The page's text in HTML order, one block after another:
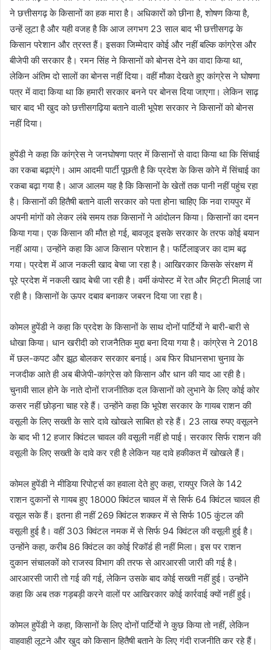
ने छत्तीसगढ़ के किसानों का हक मारा है। अधिकारों को छीना है, शोषण किया है,
उन्हें लूटा है और यही वजह है कि आज लगभग 23 साल बाद भी छत्तीसगढ़ के
किसान परेशान और त्रस्त हैं। इसका जिम्मेदार कोई और नहीं बल्कि कांग्रेस और
बीजेपी की सरकार है। रमन सिंह ने किसानों को बोनस देने का वादा किया था,
लेकिन अंतिम दो सालों का बोनस नहीं दिया। वहीं मौका देखते हुए कांग्रेस ने घोषणा
पत्र में वादा किया था कि हमारी सरकार बनने पर बोनस दिया जाएगा। लेकिन साढ़
चार बाद भी खुद को छत्तीसगढ़िया बताने वाली भूपेश सरकार ने किसानों को बोनस
नहीं दिया।
हुपेंडी ने कहा कि कांग्रेस ने जनघोषणा पत्र में किसानों से वादा किया था कि सिंचाई
का रकबा बढ़ाएंगे। आम आदमी पार्टी पूछती है कि प्रदेश के किस कोने में सिंचाई का
रकबा बढ़ा गया है। आज आलम यह है कि किसानों के खेतों तक पानी नहीं पहुंच रहा
है। किसानों की हितैषी बताने वाली सरकार को पता होना चाहिए कि नवा रायपुर में
अपनी मांगों को लेकर लंबे समय तक किसानों ने आंदोलन किया। किसानों का दमन
किया गया। एक किसान की मौत हो गई, बावजूद इसके सरकार के तरफ कोई बयान
नहीं आया। उन्होंने कहा कि आज किसान परेशान है। फर्टिलाइजर का दाम बढ़
गया। प्रदेश में आज नकली खाद बेचा जा रहा है। आखिरकार किसके संरक्षण में
पूरे प्रदेश में नकली खाद बेची जा रही है। वर्मी कंपोस्ट में रेत और मिट्टी मिलाई जा
रही है। किसानों के ऊपर दबाव बनाकर जबरन दिया जा रहा है।
कोमल हुपेंडी ने कहा कि प्रदेश के किसानों के साथ दोनों पार्टियों ने बारी-बारी से
धोखा किया। धान खरीदी को राजनैतिक मुद्दा बना दिया गया है। कांग्रेस ने 2018
में छल-कपट और झूठ बोलकर सरकार बनाई। अब फिर विधानसभा चुनाव के
नजदीक आते ही अब बीजेपी-कांग्रेस को किसान और धान की याद आ रही है।
चुनावी साल होने के नाते दोनों राजनीतिक दल किसानों को लुभाने के लिए कोई कोर
कसर नहीं छोड़ना चाह रहे हैं। उन्होंने कहा कि भूपेश सरकार के गायब राशन की
वसूली के लिए सख्ती के सारे दावे खोखले साबित हो रहे हैं। 23 लाख रुपए वसूलने
के बाद भी 12 हजार क्विंटल चावल की वसूली नहीं हो पाई। सरकार सिर्फ राशन की
वसूली के लिए सख्ती के दावे कर रही है लेकिन यह दावे हकीकत में खोखले हैं।
कोमल हुपेंडी ने मीडिया रिपोर्ट्स का हवाला देते हुए कहा, रायपुर जिले के 142
राशन दुकानों से गायब हुए 18000 क्विंटल चावल में से सिर्फ 64 क्विंटल चावल ही
वसूल सके हैं। इतना ही नहीं 269 क्विंटल शक्कर में से सिर्फ 105 कुंटल की
वसूली हुई है। वहीं 303 क्विंटल नमक में से सिर्फ 94 क्विंटल की वसूली हुई है।
उन्होंने कहा, करीब 86 क्विंटल का कोई रिकॉर्ड ही नहीं मिला। इस पर राशन
दुकान संचालकों को राजस्व विभाग की तरफ से आरआरसी जारी की गई है।
आरआरसी जारी तो गई की गई, लेकिन उसके बाद कोई सख्ती नहीं हुई। उन्होंने
कहा कि अब तक गड़बड़ी करने वालों पर आखिरकार कोई कार्रवाई क्यों नहीं हुई।
कोमल हुपेंडी ने कहा, किसानों के लिए दोनों पार्टियों ने कुछ किया तो नहीं, लेकिन
वाहवाही लूटने और खुद को किसान हितैषी बताने के लिए गंदी राजनीति कर रहे हैं।